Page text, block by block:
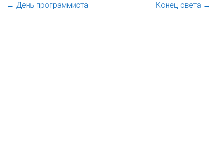
← День программиста Конец света →